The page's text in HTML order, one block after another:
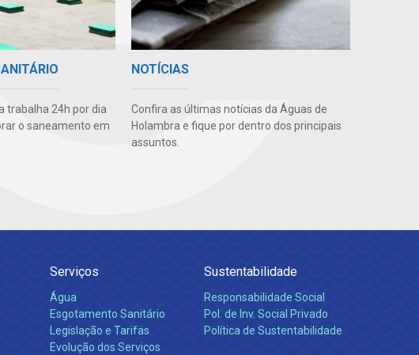
trabalha 24h por dia
o saneamento em
NOTÍCIAS
Confira as últimas notícias da Águas de
Holambra e fique por dentro dos principais
assuntos.
Serviços
Água
Esgotamento Sanitário
Legislação e Tarifas
Evolução dos Serviços
Sustentabilidade
Responsabilidade Social
Pol. de Inv. Social Privado
Política de Sustentabilidade